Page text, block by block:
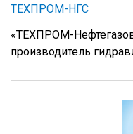
ТЕХПРОМ-НГС
«ТЕХПРОМ-
производитель